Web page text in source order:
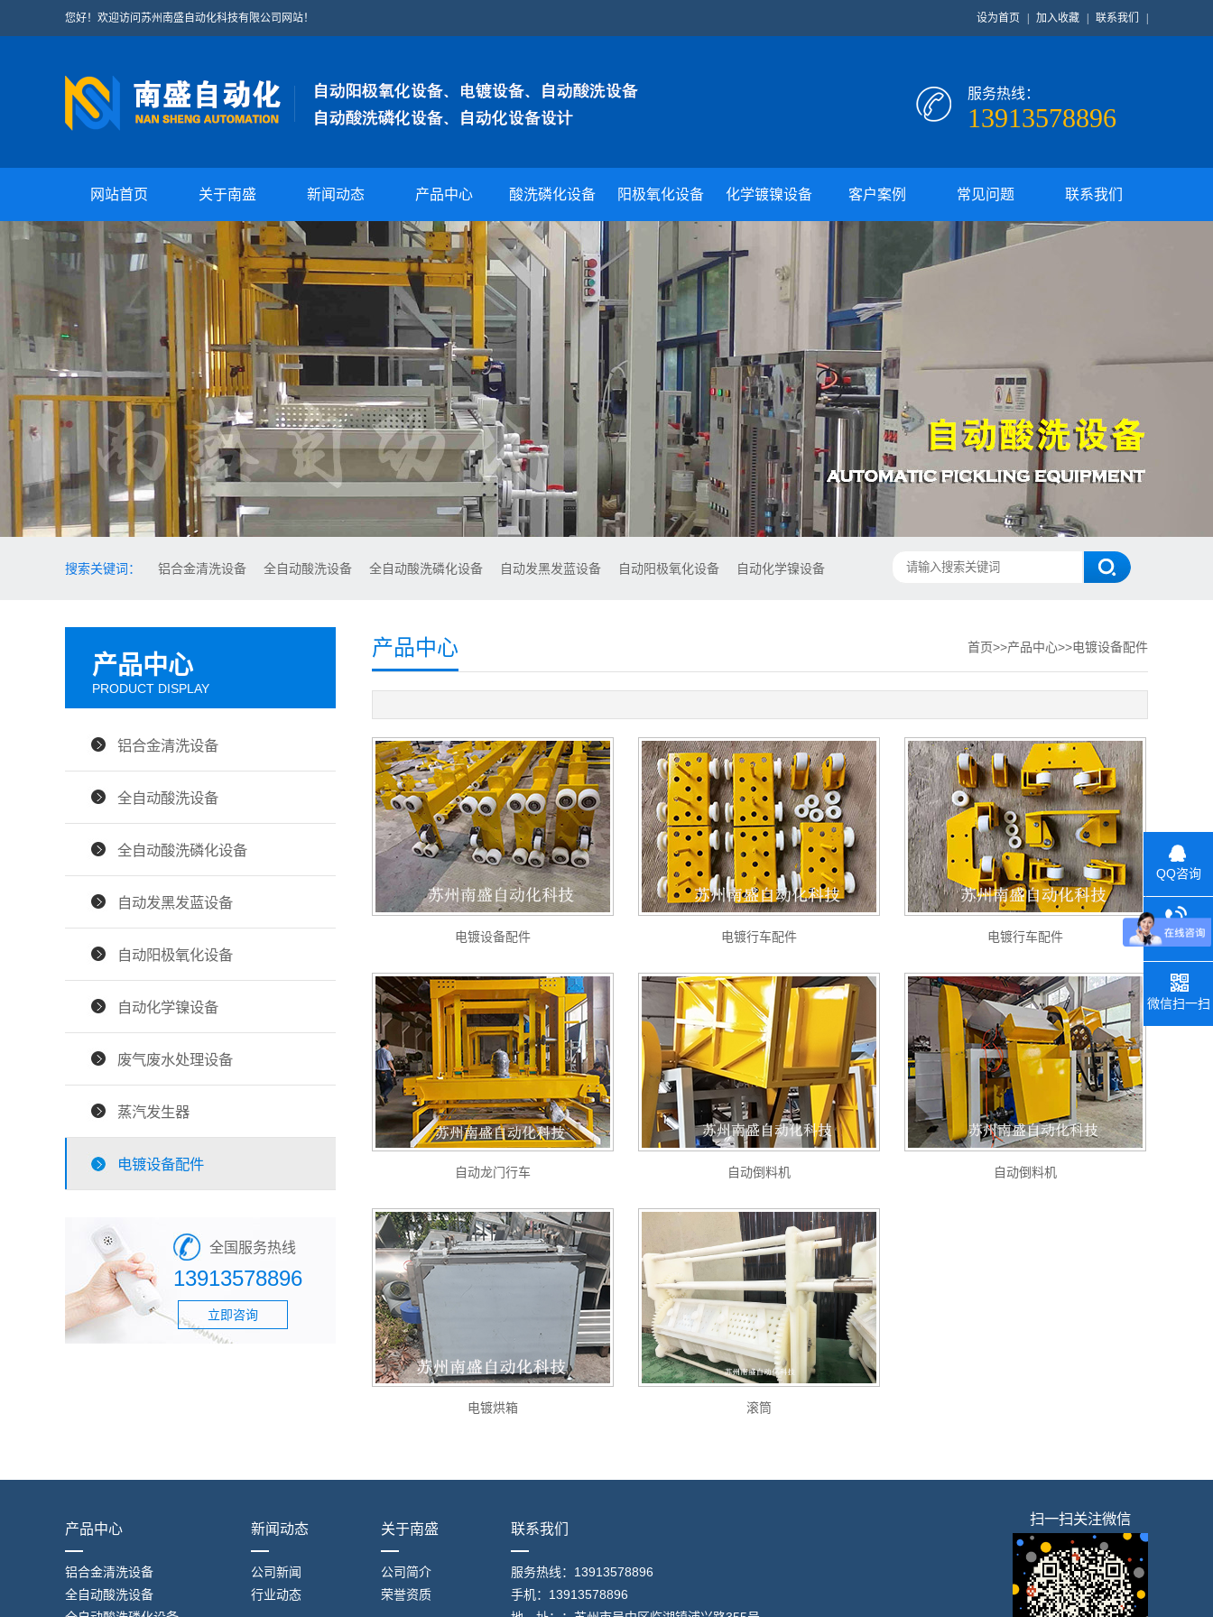
您好！欢迎访问苏州南盛自动化科技有限公司网站！ 设为首页 加入收藏 联系我们
服务热线：
13913578896
网站首页 关于南盛 新闻动态 产品中心 酸洗磷化设备 阳极氧化设备 化学镀镍设备 客户案例 常见问题 联系我们
搜索关键词： 铝合金清洗设备 全自动酸洗设备 全自动酸洗磷化设备 自动发黑发蓝设备 自动阳极氧化设备 自动化学镍设备
产品中心
PRODUCT DISPLAY
铝合金清洗设备
全自动酸洗设备
全自动酸洗磷化设备
自动发黑发蓝设备
自动阳极氧化设备
自动化学镍设备
废气废水处理设备
蒸汽发生器
电镀设备配件
全国服务热线
13913578896
立即咨询
产品中心 首页>>产品中心>>电镀设备配件
电镀设备配件 电镀行车配件 电镀行车配件
自动龙门行车 自动倒料机 自动倒料机
电镀烘箱 滚筒
产品中心
铝合金清洗设备
全自动酸洗设备
新闻动态
公司新闻
行业动态
关于南盛
公司简介
荣誉资质
联系我们
服务热线：13913578896
手机：13913578896
扫一扫关注微信
QQ咨询
联系电话
微信扫一扫